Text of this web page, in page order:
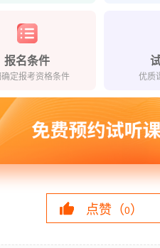
报名条件
定报考资格条件 优质
点赞（0）